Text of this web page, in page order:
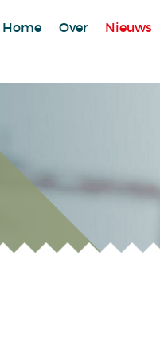
Home Over Nieuws